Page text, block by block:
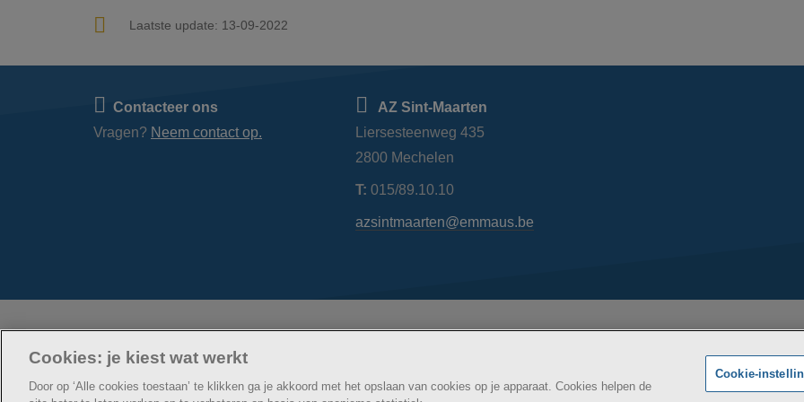
Laatste update: 13-09-2022
Contacteer ons
Vragen? Neem contact op.
AZ Sint-Maarten
Liersesteenweg 435
2800 Mechelen
T: 015/89.10.10
azsintmaarten@emmaus.be
Cookie verklaring Privacybeleid
Cookies: je kiest wat werkt
Door op ‘Alle cookies toestaan’ te klikken ga je akkoord met het opslaan van cookies op je apparaat. Cookies helpen de
Cookie-